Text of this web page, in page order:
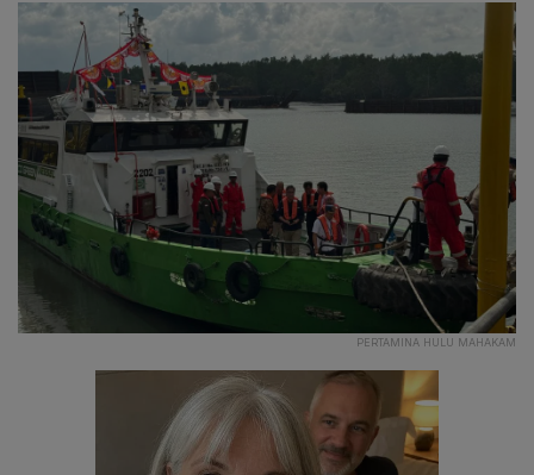
PERTAMINA HULU MAHAKAM